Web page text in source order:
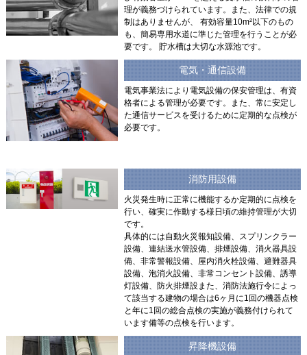
理が義務づけられています。また、法律での規
制はありませんが、 有効容量10m²以下のもの
も、簡易専用水道に準じた管理を行うことが必
要です。 貯水槽は大切な水源池です。
電気・通信設備
電気事業法により電気設備の保安管理は、有資
格者による管理が必要です。また、常に安定し
た通信サービスを受けるために定期的な点検が
必要です。
消防用設備
火災発生時に正常に機能するか定期的に点検を
行い、確実に作動する様日頃の維持管理が大切
です。
具体的には自動火災報知設備、スプリンクラー
設備、連結送水管設備、排煙設備、消火器具設
備、非常警報設備、屋内消火栓設備、避難器具
設備、泡消火設備、非常コンセント設備、誘導
灯設備、防火排煙設また、消防法施行令によっ
て該当する建物の場合は6ヶ月に1回の機器点検
と年に1回の総合点検の実施が義務付けられて
います備等の点検を行います。
昇降機設備